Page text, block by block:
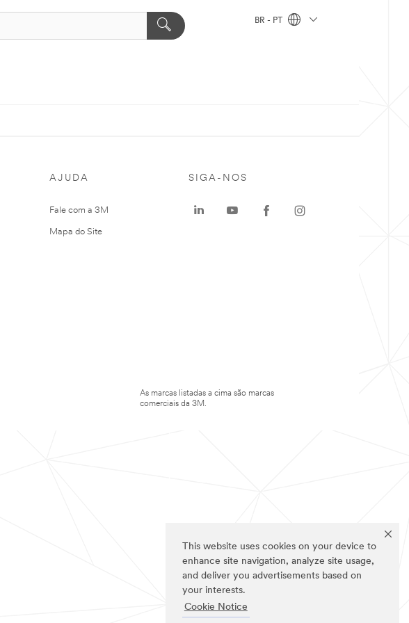
This website uses cookies on your device to
enhance site navigation, analyze site usage,
and deliver you advertisements based on
your interests.
Cookie Notice
BR - PT
AJUDA
Fale com a 3M
Mapa do Site
SIGA-NOS
As marcas listadas a cima são marcas
comerciais da 3M.